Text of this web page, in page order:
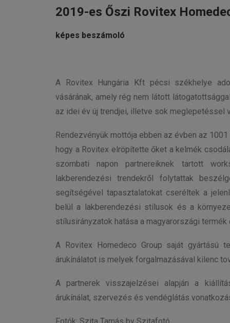
2019-es Őszi Rovitex
képes beszámoló
A Rovitex Hungária Kft pécsi székhelye
vásárának, amely rég nem látott
az idei év új trendjei, illetve sok meglepetéssel
Rendezvényük mottója ebben az évben az
hogy a Rovitex elröpítette őket a kelmék
szombati napon partnereiknek tartott
lakberendezési trendekről folytattak
segítségével tapasztalatokat cseréltek a
belül a lakberendezési stílusok és a
stílusirányzatok hatása a magyarországi
A Rovitex Homedeco Group saját gyártású
árukínálatot is melyek forgalmazásával kilenc
A partnerek visszajelzései alapján a
árukínálat, szervezés és vendéglátás